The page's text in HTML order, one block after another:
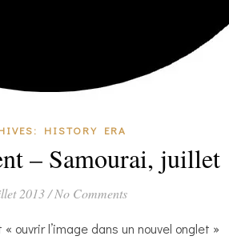
HISTORY ERA
– Samourai, juillet
2013/ No Comments
ouvrir l’image dans un nouvel onglet »